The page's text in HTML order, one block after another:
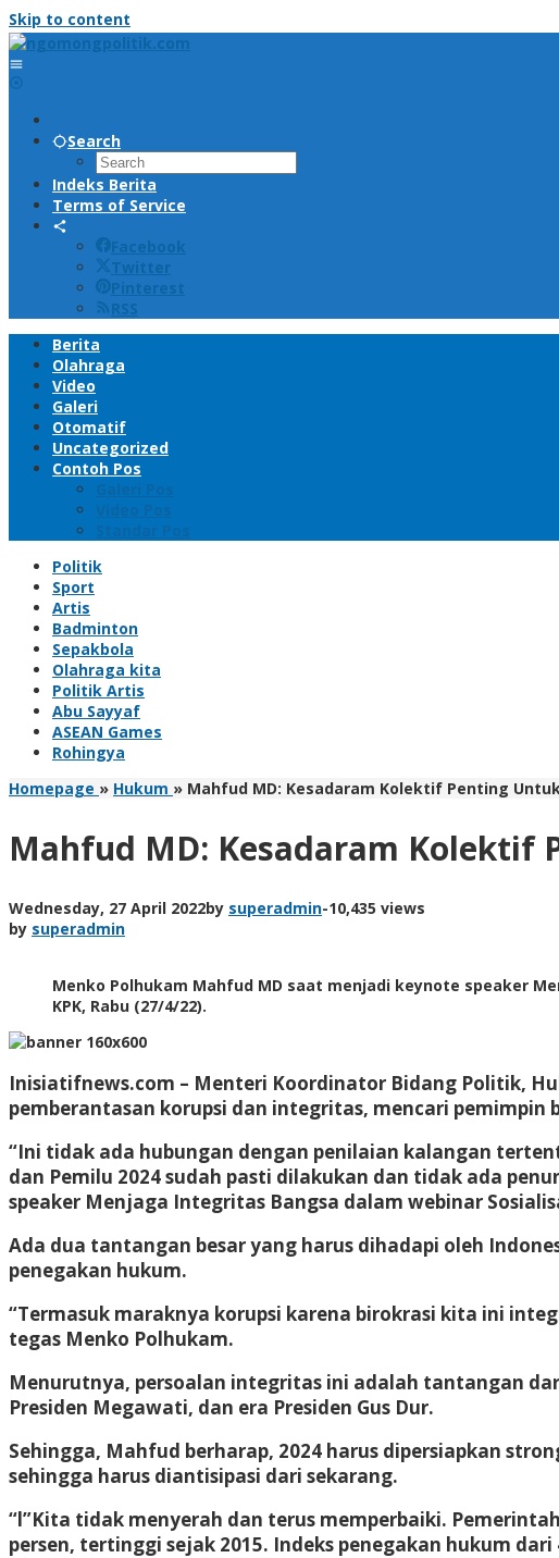
Skip to content
Search
Indeks Berita
Terms of Service
Facebook
Twitter
Pinterest
RSS
Berita
Olahraga
Video
Galeri
Otomatif
Uncategorized
Contoh Pos
Galeri Pos
Video Pos
Standar Pos
Politik
Sport
Artis
Badminton
Sepakbola
Olahraga kita
Politik Artis
Abu Sayyaf
ASEAN Games
Rohingya
Homepage » Hukum » Mahfud MD: Kesadaram Kolektif Penting
Mahfud MD: Kesadaram
Wednesday, 27 April 2022by superadmin-10,435 views
by superadmin
Menko Polhukam Mahfud MD saat menjadi keynote speaker
KPK, Rabu (27/4/22).
Inisiatifnews.com – Menteri Koordinator Bidang Politik,
pemberantasan korupsi dan integritas, mencari
“Ini tidak ada hubungan dengan penilaian kalangan
dan Pemilu 2024 sudah pasti dilakukan dan tidak ada
speaker Menjaga Integritas Bangsa dalam webinar
Ada dua tantangan besar yang harus dihadapi oleh
penegakan hukum.
“Termasuk maraknya korupsi karena birokrasi kita ini
tegas Menko Polhukam.
Menurutnya, persoalan integritas ini adalah tantangan
Presiden Megawati, dan era Presiden Gus Dur.
Sehingga, Mahfud berharap, 2024 harus dipersiapkan
sehingga harus diantisipasi dari sekarang.
“l”Kita tidak menyerah dan terus memperbaiki.
persen, tertinggi sejak 2015. Indeks penegakan hukum